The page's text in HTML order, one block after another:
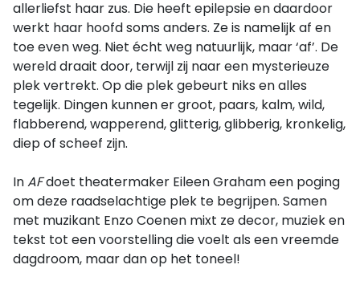
allerliefst haar zus. Die heeft epilepsie en daardoor
werkt haar hoofd soms anders. Ze is namelijk af en
toe even weg. Niet écht weg natuurlijk, maar ‘af’. De
wereld draait door, terwijl zij naar een mysterieuze
plek vertrekt. Op die plek gebeurt niks en alles
tegelijk. Dingen kunnen er groot, paars, kalm, wild,
flabberend, wapperend, glitterig, glibberig, kronkelig,
diep of scheef zijn.
InAFdoet theatermaker Eileen Graham een poging
om deze raadselachtige plek te begrijpen. Samen
met muzikant Enzo Coenen mixt ze decor, muziek en
tekst tot een voorstelling die voelt als een vreemde
dagdroom, maar dan op het toneel!